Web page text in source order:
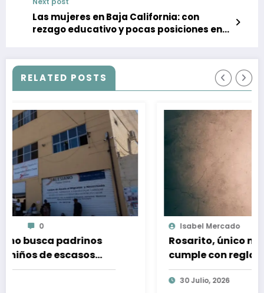
Las mujeres en Baja California: con
rezago educativo y pocas posiciones en
RELATED POSTS
0
Rosarito, único municipio de BC que
cumple con reglamento para prevenir
y sancionar la trata de personas